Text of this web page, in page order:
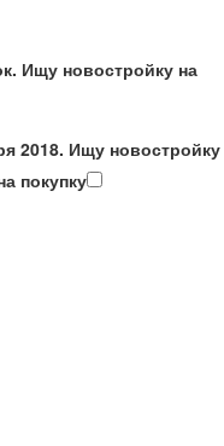
Ищу новостройку на
2018. Ищу новостройку
покупку